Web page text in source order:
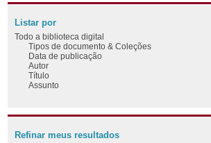
Listar por
Todo a biblioteca digital
Tipos de documento & Coleções
Data de publicação
Autor
Título
Assunto
Refinar meus resultados